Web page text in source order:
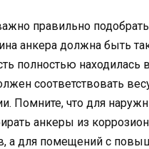
правильно
анкера должна быть
полностью находилась
соответствовать
Помните, что для
анкеры из
а для помещений с